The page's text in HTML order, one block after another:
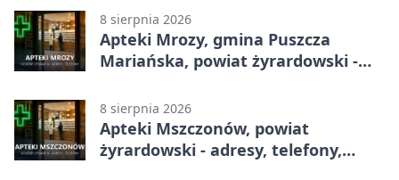
8 sierpnia 2026
Apteki Mrozy, gmina Puszcza
Mariańska, powiat żyrardowski -
8 sierpnia 2026
Apteki Mszczonów, powiat
żyrardowski - adresy, telefony,